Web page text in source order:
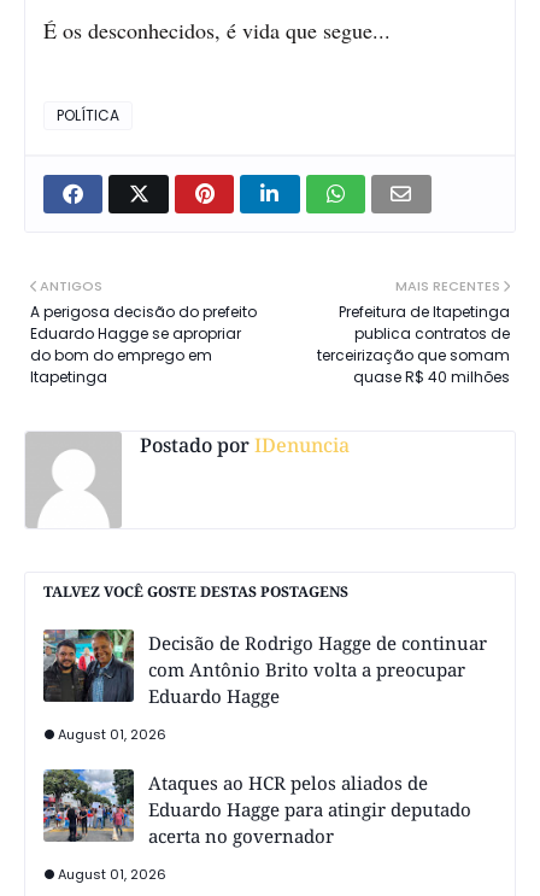
É os desconhecidos, é vida que segue...
POLÍTICA
MAIS RECENTES
Prefeitura de Itapetinga
publica contratos de
terceirização que somam
quase R$ 40 milhões
ANTIGOS
A perigosa decisão do prefeito
Eduardo Hagge se apropriar
do bom do emprego em
Itapetinga
Postado porIDenuncia
TALVEZ VOCÊ GOSTE DESTAS POSTAGENS
Decisão de Rodrigo Hagge de continuar
com Antônio Brito volta a preocupar
Eduardo Hagge
August 01, 2026
Ataques ao HCR pelos aliados de
Eduardo Hagge para atingir deputado
acerta no governador
August 01, 2026